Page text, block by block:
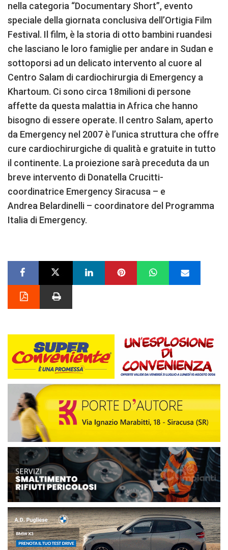
nella categoria “Documentary Short”, evento
speciale della giornata conclusiva dell’Ortigia Film
Festival. Il film, è la storia di otto bambini ruandesi
che lasciano le loro famiglie per andare in Sudan e
sottoporsi ad un delicato intervento al cuore al
Centro Salam di cardiochirurgia di Emergency a
Khartoum. Ci sono circa 18milioni di persone
affette da questa malattia in Africa che hanno
bisogno di essere operate. Il centro Salam, aperto
da Emergency nel 2007 è l’unica struttura che offre
cure cardiochirurgiche di qualità e gratuite in tutto
il continente. La proiezione sarà preceduta da un
breve intervento di Donatella Crucitti-
coordinatrice Emergency Siracusa – e
Andrea Belardinelli – coordinatore del Programma
Italia di Emergency.